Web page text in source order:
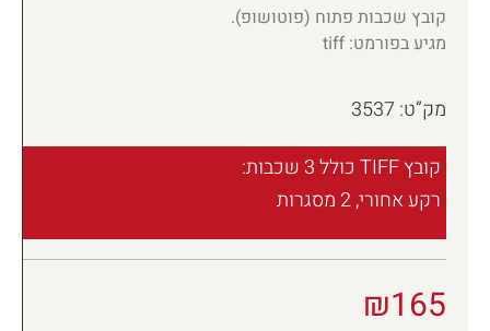
קובץ שכבות פתוח (פוטושופ).
מגיע בפורמט: tiff
מק”ט: 3537
קובץ TIFF כולל 3 שכבות:
רקע אחורי, 2 מסגרות
₪165